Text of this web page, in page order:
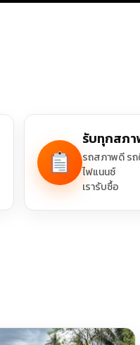
รับทุกสภ
รถสภาพดี ร
ไฟแนนซ์
เรารับซื้อ